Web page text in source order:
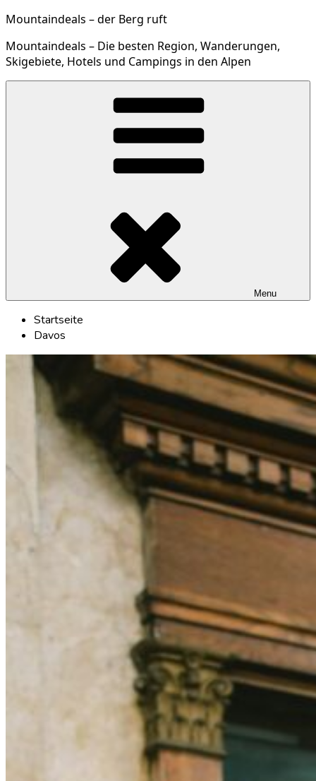
Skip
content
Mountaindeals – der Berg ruft
Mountaindeals – Die besten Region, Wanderungen,
Skigebiete, Hotels und Campings in den Alpen
Menu
Startseite
Davos